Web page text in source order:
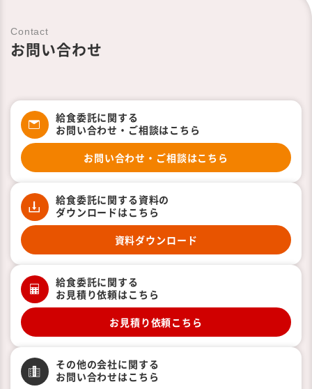
Contact
お問い合わせ
給食委託に関する
お問い合わせ・ご相談はこちら
お問い合わせ・ご相談はこちら
給食委託に関する資料の
ダウンロードはこちら
資料ダウンロード
給食委託に関する
お見積り依頼はこちら
お見積り依頼こちら
その他の会社に関する
お問い合わせはこちら